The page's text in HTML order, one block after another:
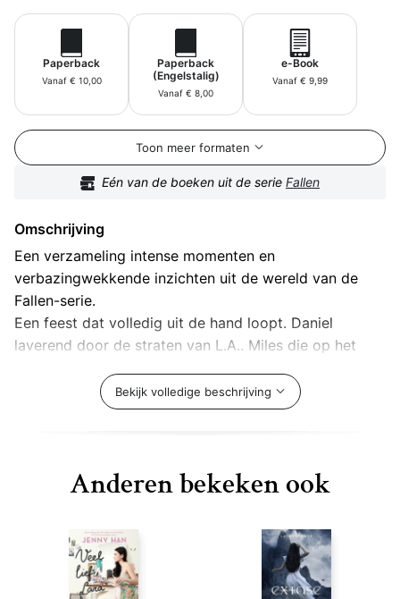
Paperback
Vanaf € 10,00
Paperback
(Engelstalig)
Vanaf € 8,00
e-Book
Vanaf € 9,99
Toon meer formaten
Eén van de boeken uit de serie Fallen
Omschrijving
Een verzameling intense momenten en
verbazingwekkende inzichten uit de wereld van de
Fallen-serie.
Een feest dat volledig uit de hand loopt. Daniel
laverend door de straten van L.A.. Miles die op het
ongemakkelijke scène op Shoreline. Een engel op
jacht, en een geschrapte scène van een date tussen
• Van internationale bestsellerauteur Lauren Kate
Bekijk volledige beschrijving
Anderen bekeken ook